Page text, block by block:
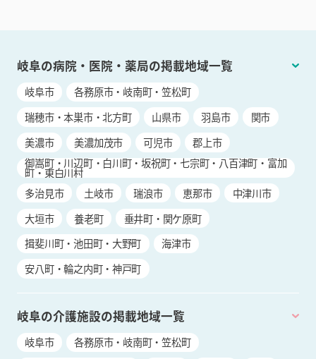
岐阜の病院・医院・薬局の掲載地域一覧
岐阜市
各務原市・岐南町・笠松町
瑞穂市・本巣市・北方町
山県市 羽島市
関市
美濃市
美濃加茂市 可児市
郡上市
御嵩町・川辺町・白川町・坂祝町・七宗町・八百津町・富加
町・東白川村
多治見市
土岐市 瑞浪市 恵那市
中津川市
大垣市
養老町
垂井町・関ケ原町
揖斐川町・池田町・大野町
海津市
安八町・輪之内町・神戸町
岐阜の介護施設の掲載地域一覧
岐阜市
各務原市・岐南町・笠松町